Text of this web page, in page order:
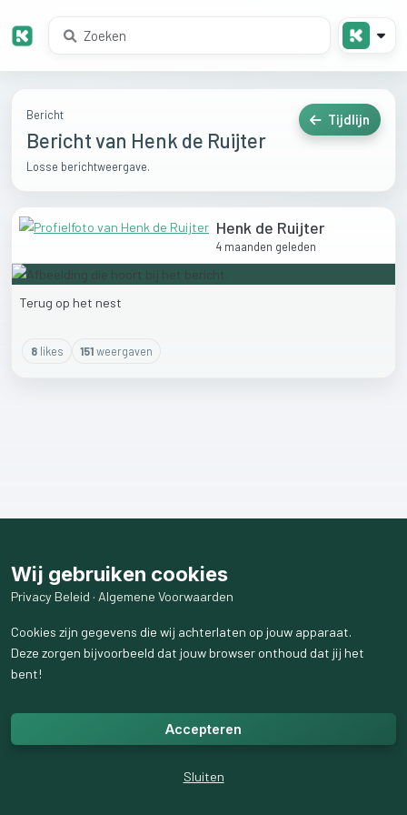
Bericht
Bericht van Henk de Ruijter
Losse berichtweergave.
Tijdlijn
Henk de Ruijter
4 maanden geleden
Terug op het nest
8likes 151weergaven
Wij gebruiken cookies
Privacy Beleid · Algemene Voorwaarden
Cookies zijn gegevens die wij achterlaten op jouw apparaat.
Deze zorgen bijvoorbeeld dat jouw browser onthoud dat jij het
bent!
Accepteren
Sluiten